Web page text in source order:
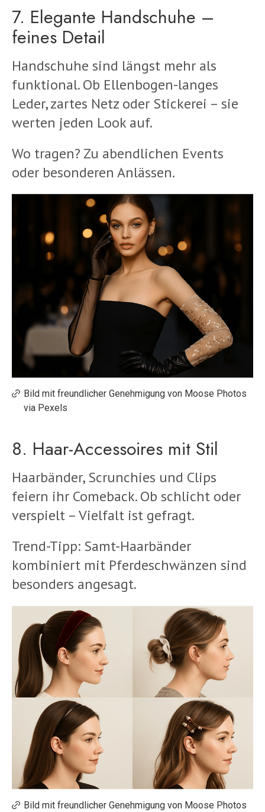
7. Elegante Handschuhe –
feines Detail
Handschuhe sind längst mehr als
funktional. Ob Ellenbogen-langes
Leder, zartes Netz oder Stickerei – sie
werten jeden Look auf.
Wo tragen? Zu abendlichen Events
oder besonderen Anlässen.
Bild mit freundlicher Genehmigung von Moose Photos
via Pexels
8. Haar-Accessoires mit Stil
Haarbänder, Scrunchies und Clips
feiern ihr Comeback. Ob schlicht oder
verspielt – Vielfalt ist gefragt.
Trend-Tipp: Samt-Haarbänder
kombiniert mit Pferdeschwänzen sind
besonders angesagt.
Bild mit freundlicher Genehmigung von Moose Photos